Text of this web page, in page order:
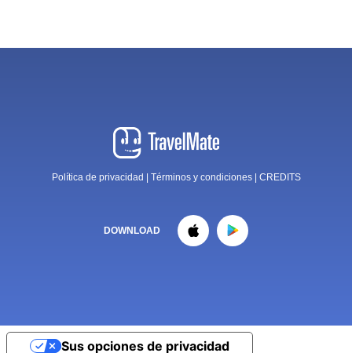
Política de privacidad Términos y condiciones CREDITS
DOWNLOAD
Sus opciones de privacidad